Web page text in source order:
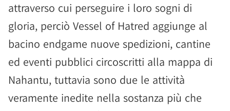
attraverso cui perseguire i loro sogni di
gloria, perciò Vessel of Hatred aggiunge al
bacino endgame nuove spedizioni, cantine
ed eventi pubblici circoscritti alla mappa di
Nahantu, tuttavia sono due le attività
veramente inedite nella sostanza più che